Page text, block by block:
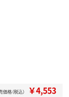
価格（税込） ￥4,553